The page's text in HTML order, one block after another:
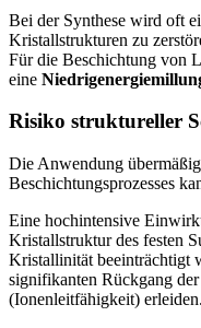
Bei der Synthese wird oft
Kristallstrukturen zu
Für die Beschichtung von
eine
Risiko struktureller
Die Anwendung
Beschichtungsprozesses
Eine hochintensive
Kristallstruktur des festen
Kristallinität beeinträchtigt
signifikanten Rückgang der
(Ionenleitfähigkeit) erleiden.